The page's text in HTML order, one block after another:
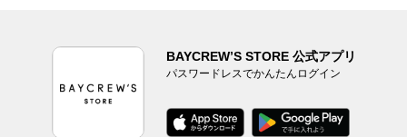
BAYCREW’S STORE 公式アプリ
パスワードレスでかんたんログイン